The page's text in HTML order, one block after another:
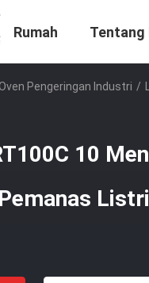
Rumah Tentang
Pengeringan Industri /
10